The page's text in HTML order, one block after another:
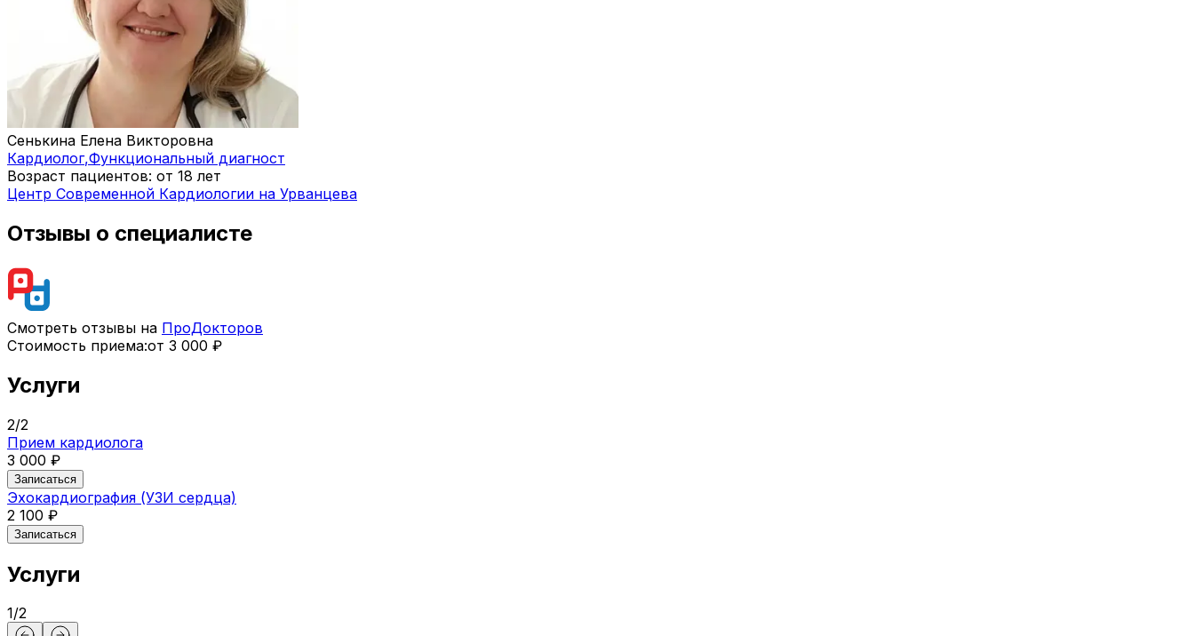
Сенькина Елена Викторовна
Кардиолог,Функциональный диагност
Возраст пациентов: от 18 лет
Центр Современной Кардиологии на Урванцева
Отзывы о специалисте
Смотреть отзывы на ПроДокторов
Стоимость приема:от 3 000 ₽
Услуги
2/2
Прием кардиолога
3 000 ₽
Записаться
Эхокардиография (УЗИ сердца)
2 100 ₽
Записаться
Услуги
1/2